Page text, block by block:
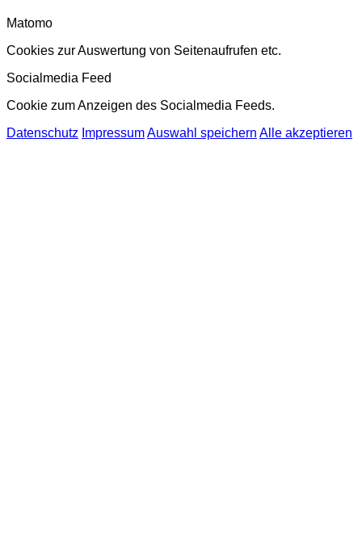
Matomo
Cookies zur Auswertung von Seitenaufrufen etc.
Socialmedia Feed
Cookie zum Anzeigen des Socialmedia Feeds.
Datenschutz ImpressumAuswahl speichern Alle akzeptieren